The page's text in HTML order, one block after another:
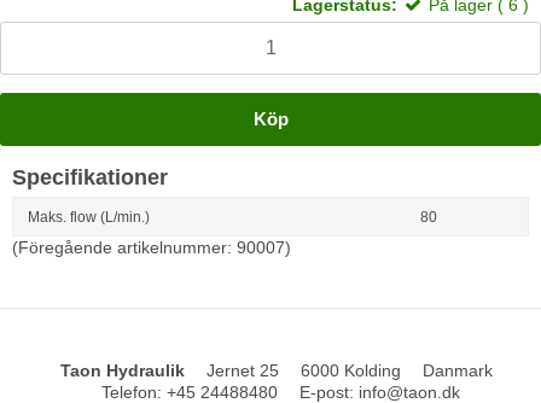
Lagerstatus: På lager ( 6 )
Köp
Specifikationer
Maks. flow (L/min.) 80
(Föregående artikelnummer: 90007)
Taon Hydraulik Jernet 25 6000 Kolding
Danmark
Telefon: +45 24488480 E-post: info@taon.dk